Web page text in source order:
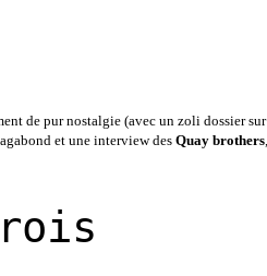
de pur nostalgie (avec un zoli dossier sur
et une interview desQuay brothers